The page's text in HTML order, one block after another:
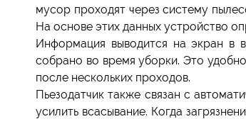
мусор проходят через систему
На основе этих данных устройство
Информация выводится на экран в
собрано во время уборки. Это
после нескольких проходов.
Пьезодатчик также связан с
усилить всасывание. Когда